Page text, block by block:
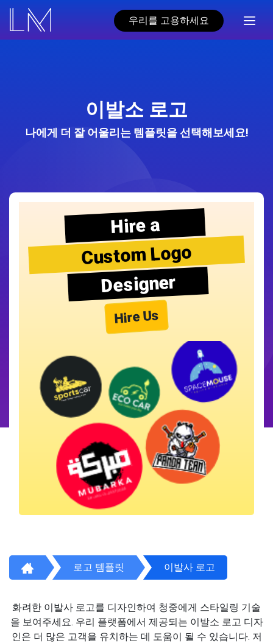
우리를 고용하세요
이발소 로고
나에게 더 잘 어울리는 템플릿을 선택해보세요!
Hire a
Custom Logo
Designer
Hire Us
로고 템플릿 이발사 로고
화려한 이발사 로고를 디자인하여 청중에게 스타일링 기술
을 보여주세요. 우리 플랫폼에서 제공되는 이발소 로고 디자
인은 더 많은 고객을 유치하는 데 도움이 될 수 있습니다. 저